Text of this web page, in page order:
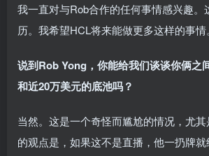
我一直对与Rob合作的任何事情感兴趣。
历。我希望HCL将来能做更多这样的事情。
说到Rob Yong，你能给我们谈谈你俩之
和近20万美元的底池吗？
当然。这是一个奇怪而尴尬的情况，尤
的观点是，如果这不是直播，他一扔牌